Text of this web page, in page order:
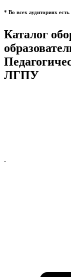
* Во всех аудиториях
Каталог
ЛГПУ
.